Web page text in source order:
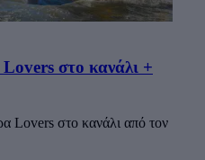
στο κανάλι +
Lovers στο κανάλι από τον